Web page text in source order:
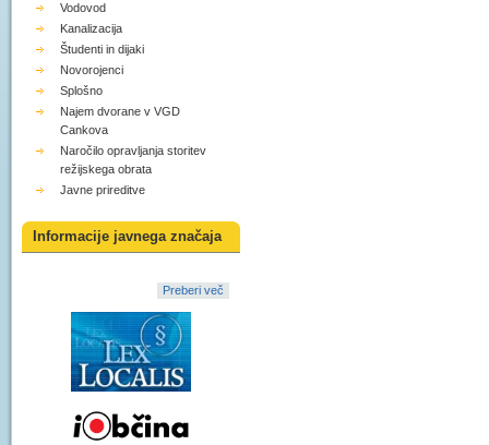
Vodovod
Kanalizacija
Študenti in dijaki
Novorojenci
Splošno
Najem dvorane v VGD
Cankova
Naročilo opravljanja storitev
režijskega obrata
Javne prireditve
Informacije javnega značaja
Preberi več